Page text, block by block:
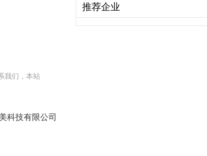
我们，本站
科技有限公司
推荐企业